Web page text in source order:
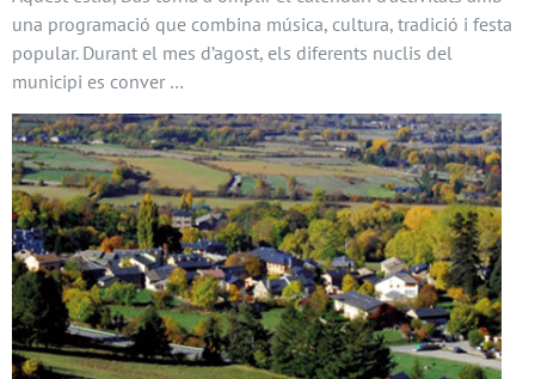
una programació que combina música, cultura, tradició i festa
popular. Durant el mes d’agost, els diferents nuclis del
municipi es conver …